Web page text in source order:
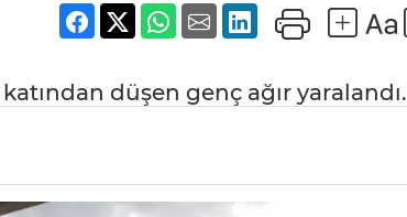
düşen genç ağır yaralandı.